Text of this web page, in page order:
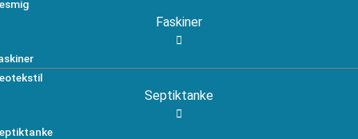
Faskiner
Septiktanke